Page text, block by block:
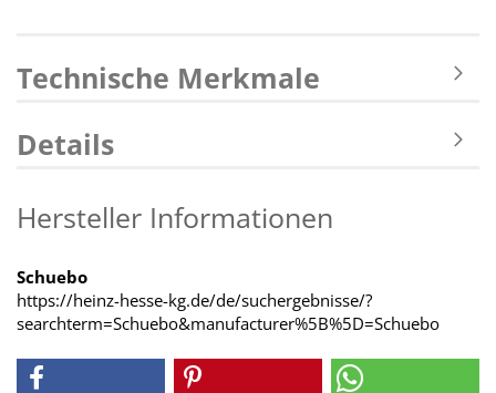
Technische Merkmale
Details
Hersteller Informationen
Schuebo
https://heinz-hesse-kg.de/de/suchergebnisse/?
searchterm=Schuebo&manufacturer%5B%5D=Schuebo